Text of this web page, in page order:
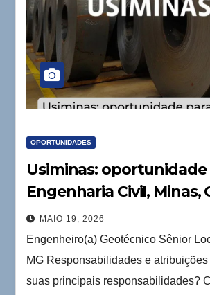
OPORTUNIDADES
Usiminas: oportunidade
Engenharia Civil, Minas,
Ambiental
MAIO 19, 2026
Engenheiro(a) Geotécnico Sênior
MG Responsabilidades e
suas principais responsabilidades?